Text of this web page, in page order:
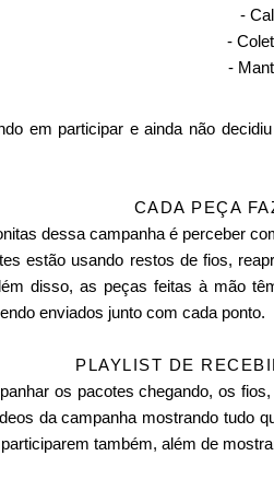
-
-
-
em participar e ainda não
CADA PEÇA
dessa campanha é perceber
estão usando restos de fios,
disso, as peças feitas à mão
enviados junto com cada ponto.
PLAYLIST DE
os pacotes chegando, os
da campanha mostrando tudo
também, além de